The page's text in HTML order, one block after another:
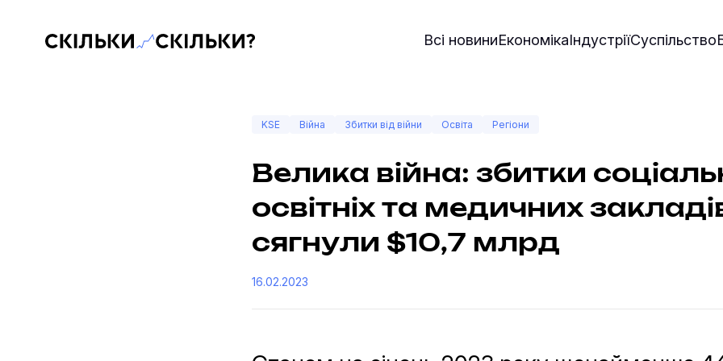
Скільки-скільки? — Медіа про суспільні дані Всі новиниЕкономікаІндустріїСуспільство
KSE Війна Збитки від війни Освіта Регіони
Велика війна: збитки
освітніх та медичних
сягнули $10,7 млрд
16.02.2023